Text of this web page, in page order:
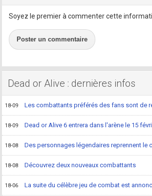
Soyez le premier à commenter cette
Poster un commentaire
Dead or Alive : dernières infos
18-09 Les combattants préférés des fans sont de
18-09 Dead or Alive 6 entrera dans l'arène le 15
18-08 Des personnages légendaires reprennent le
18-08 Découvrez deux nouveaux combattants
18-06 La suite du célèbre jeu de combat est